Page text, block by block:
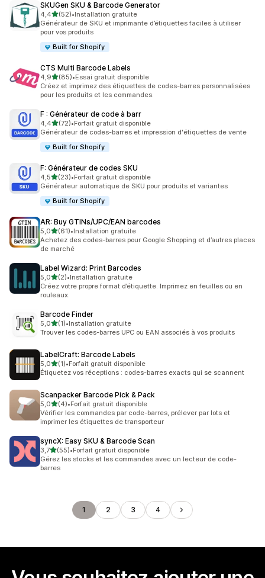
SKUGen SKU & Barcode Generator
4,4étoile(s) sur 5
(52)
52 avis au total
•Installation gratuite
Générateur de SKU et imprimante d’étiquettes faciles à utiliser
pour vos produits
Built for Shopify
CTS Multi Barcode Labels
4,9étoile(s) sur 5
(85)
85 avis au total
•Essai gratuit disponible
Créez et imprimez des étiquettes de codes-barres personnalisées
pour les produits et les commandes.
F : Générateur de code à barr
4,4étoile(s) sur 5
(72)
72 avis au total
•Forfait gratuit disponible
Générateur de codes-barres et impression d'étiquettes de vente
Built for Shopify
F: Générateur de codes SKU
4,5étoile(s) sur 5
(23)
23 avis au total
•Forfait gratuit disponible
Générateur automatique de SKU pour produits et variantes
Built for Shopify
AR: Buy GTINs/UPC/EAN barcodes
5,0étoile(s) sur 5
(61)
61 avis au total
•Installation gratuite
Achetez des codes-barres pour Google Shopping et d’autres places
de marché
Label Wizard: Print Barcodes
5,0étoile(s) sur 5
(2)
2 avis au total
•Installation gratuite
Créez votre propre format d’étiquette. Imprimez en feuilles ou en
rouleaux.
Barcode Finder
5,0étoile(s) sur 5
(1)
1 avis au total
•Installation gratuite
Trouver les codes-barres UPC ou EAN associés à vos produits
LabelCraft: Barcode Labels
5,0étoile(s) sur 5
(1)
1 avis au total
•Forfait gratuit disponible
Étiquetez vos réceptions : codes-barres exacts qui se scannent
Scanpacker Barcode Pick & Pack
5,0étoile(s) sur 5
(4)
4 avis au total
•Forfait gratuit disponible
Vérifier les commandes par code-barres, prélever par lots et
imprimer les étiquettes de transporteur
syncX: Easy SKU & Barcode Scan
3,7étoile(s) sur 5
(55)
55 avis au total
•Forfait gratuit disponible
Gérez les stocks et les commandes avec un lecteur de code-
barres
1 2 3 4